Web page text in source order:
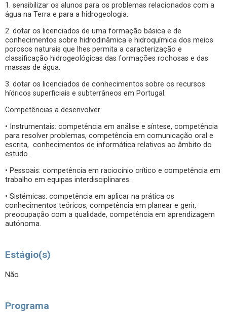
1. sensibilizar os alunos para os problemas relacionados com a
água na Terra e para a hidrogeologia.
2. dotar os licenciados de uma formação básica e de
conhecimentos sobre hidrodinâmica e hidroquímica dos meios
porosos naturais que lhes permita a caracterização e
classificação hidrogeológicas das formações rochosas e das
massas de água.
3. dotar os licenciados de conhecimentos sobre os recursos
hídricos superficiais e subterrâneos em Portugal.
Competências a desenvolver:
• Instrumentais: competência em análise e síntese, competência
para resolver problemas, competência em comunicação oral e
escrita, conhecimentos de informática relativos ao âmbito do
estudo.
• Pessoais: competência em raciocínio crítico e competência em
trabalho em equipas interdisciplinares.
• Sistémicas: competência em aplicar na prática os
conhecimentos teóricos, competência em planear e gerir,
preocupação com a qualidade, competência em aprendizagem
autónoma.
Estágio(s)
Não
Programa